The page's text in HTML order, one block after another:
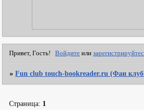
Привет, Гость! Войдите или
»Fun club touch-bookreader.ru (Фан
Страница: 1